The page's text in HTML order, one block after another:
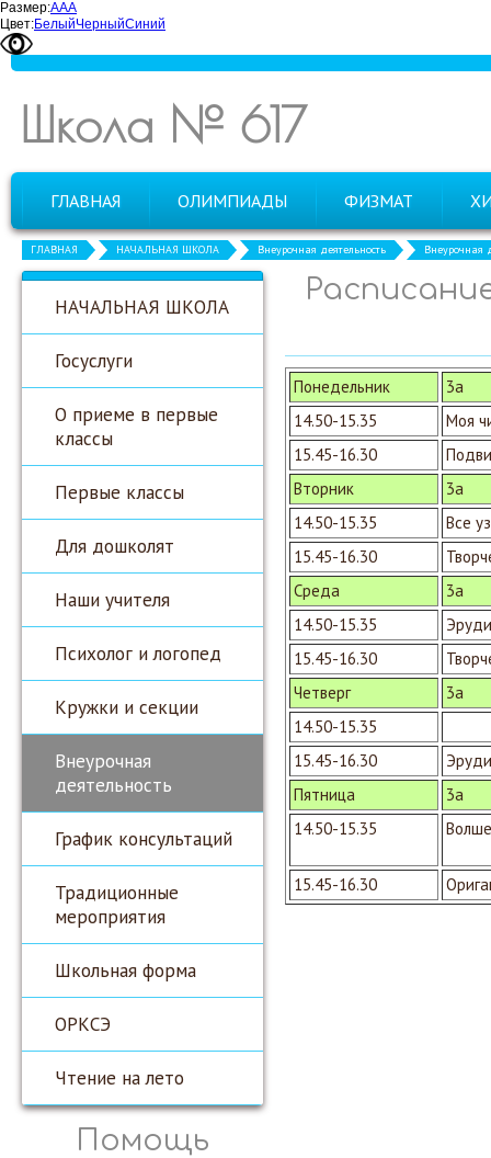
Размер:ААА
Цвет:БелыйЧерныйСиний
Школа № 617
ГЛАВНАЯ ОЛИМПИАДЫ ФИЗМАТ
ГЛАВНАЯ НАЧАЛЬНАЯ ШКОЛА Внеурочная деятельность Внеурочная
НАЧАЛЬНАЯ ШКОЛА
Госуслуги
О приеме в первые
классы
Первые классы
Для дошколят
Наши учителя
Психолог и логопед
Кружки и секции
Внеурочная
деятельность
График консультаций
Традиционные
мероприятия
Школьная форма
ОРКСЭ
Чтение на лето
Помощь
Понедельник
3а
14.50-15.35
Моя
15.45-16.30
Вторник
3а
14.50-15.35
Все
15.45-16.30
Среда
3а
14.50-15.35
15.45-16.30
Четверг
3а
14.50-15.35
15.45-16.30
Пятница
3а
14.50-15.35
15.45-16.30